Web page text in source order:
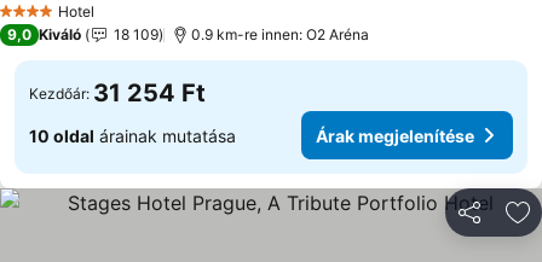
4 KategóriaHotel
9,0 Kiváló 18 109 0.9 km-re innen: O2 Aréna
Kezdőár: 31 254 Ft
10 oldal árainak mutatása Árak megjelenítése